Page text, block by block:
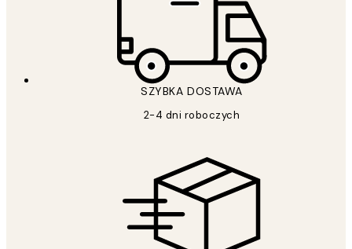
SZYBKA DOSTAWA
2-4 dni roboczych